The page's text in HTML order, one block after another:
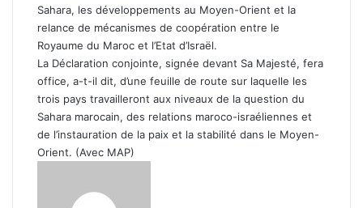
Sahara, les développements au Moyen-Orient et la
relance de mécanismes de coopération entre le
Royaume du Maroc et l’Etat d’Israël.
La Déclaration conjointe, signée devant Sa Majesté, fera
office, a-t-il dit, d’une feuille de route sur laquelle les
trois pays travailleront aux niveaux de la question du
Sahara marocain, des relations maroco-israéliennes et
de l’instauration de la paix et la stabilité dans le Moyen-
Orient. (Avec MAP)